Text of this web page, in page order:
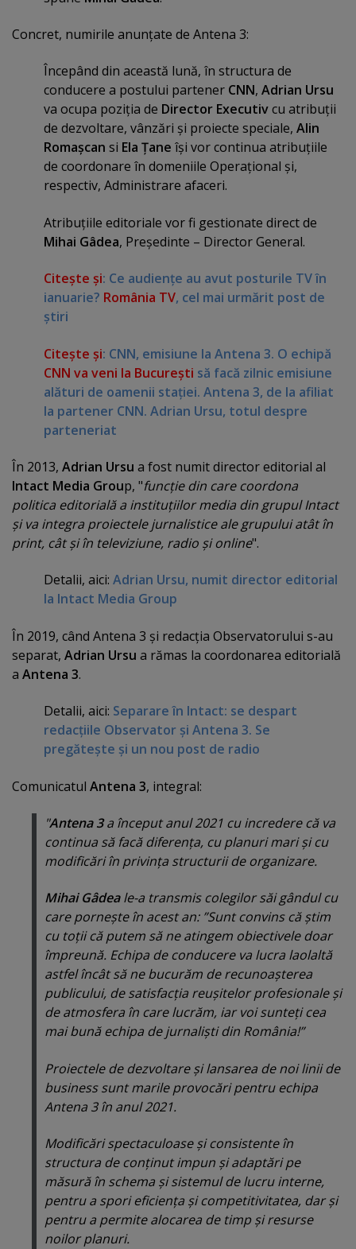
Concret, numirile anunţate de Antena 3:
Începând din această lună, în structura de
conducere a postului partener CNN, Adrian Ursu
va ocupa poziţia de Director Executivcu atribuţii
de dezvoltare, vânzări şi proiecte speciale, Alin
Romaşcan si Ela Ţane îşi vor continua atribuţiile
de coordonare în domeniile Operaţional şi,
respectiv, Administrare afaceri.
Atribuţiile editoriale vor fi gestionate direct de
Mihai Gâdea, Preşedinte – Director General.
Citeşte şi: Ce audienţe au avut posturile TV în
ianuarie? România TV, cel mai urmărit post de
ştiri
Citeşte şi: CNN, emisiune la Antena 3. O echipă
CNN va veni la Bucureşti să facă zilnic emisiune
alături de oamenii staţiei. Antena 3, de la afiliat
la partener CNN. Adrian Ursu, totul despre
parteneriat
În 2013, Adrian Ursu a fost numit director editorial al
Intact Media Group, "funcţie din care coordona
politica editorială a instituţiilor media din grupul Intact
şi va integra proiectele jurnalistice ale grupului atât în
print, cât şi în televiziune, radio şi online".
Detalii, aici: Adrian Ursu, numit director editorial
la Intact Media Group
În 2019, când Antena 3 şi redacţia Observatorului s-au
separat, Adrian Ursu a rămas la coordonarea editorială
a Antena 3.
Detalii, aici: Separare în Intact: se despart
redacţiile Observator şi Antena 3. Se
pregăteşte şi un nou post de radio
Comunicatul Antena 3, integral:
"Antena 3a început anul 2021 cu incredere că va
continua să facă diferenţa, cu planuri mari şi cu
modificări în privinţa structurii de organizare.
Mihai Gâdeale-a transmis colegilor săi gândul cu
care porneşte în acest an: ”Sunt convins că ştim
cu toţii că putem să ne atingem obiectivele doar
împreună. Echipa de conducere va lucra laolaltă
astfel încât să ne bucurăm de recunoaşterea
publicului, de satisfacţia reuşitelor profesionale şi
de atmosfera în care lucrăm, iar voi sunteţi cea
mai bună echipa de jurnalişti din România!”
Proiectele de dezvoltare şi lansarea de noi linii de
business sunt marile provocări pentru echipa
Antena 3 în anul 2021.
Modificări spectaculoase şi consistente în
structura de conţinut impun şi adaptări pe
măsură în schema şi sistemul de lucru interne,
pentru a spori eficienţa şi competitivitatea, dar şi
pentru a permite alocarea de timp şi resurse
noilor planuri.